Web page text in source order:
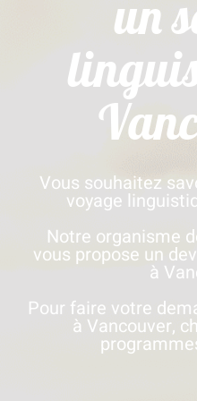
un
Vous souhaitez
voyage
Notre organisme
vous propose un
à
Pour faire votre
à Vancouver,